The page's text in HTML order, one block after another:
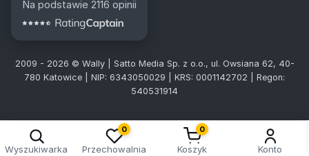
Na podstawie 2116 opinii
2009 - 2026 © Wally | Satto Media Sp. z o.o., ul. Owsiana 62, 40-
780 Katowice | NIP: 6343050029 | KRS: 0001142702 | Regon:
540531914
Wyszukiwarka
0
Przechowalnia
0
Koszyk Konto